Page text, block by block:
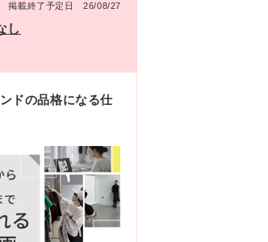
掲載終了予定日 26/08/27
し
ドの品格になる仕